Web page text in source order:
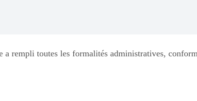
rempli toutes les formalités administratives,